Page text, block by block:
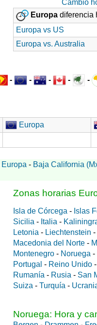
Cambio
Europa diferencia
Europa vs US
Europa vs. Australia
- - - - -
Europa
Europa - Baja California
Zonas horarias
Isla de Córcega - Islas
Sicilia - Italia -
Letonia - Liechtenstein -
Macedonia del Norte -
Montenegro - Noruega -
Portugal - Reino Unido -
Rumanía - Rusia - San
Suiza - Turquía -
Noruega: Hora y